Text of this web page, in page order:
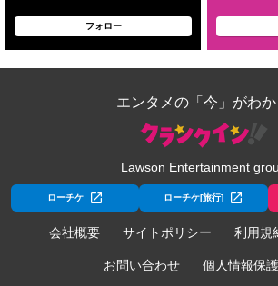
フォロー
エンタメの「今」がわか
Lawson Entertainment
ローチケ ローチケ[旅行]
会社概要 サイトポリシー 利用規
お問い合わせ 個人情報保